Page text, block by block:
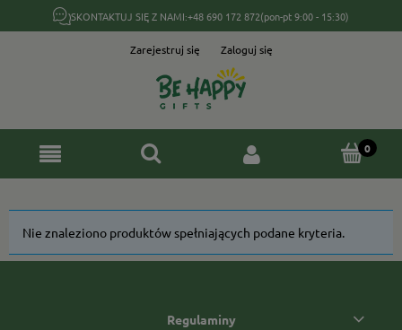
SKONTAKTUJ SIĘ Z NAMI:+48 690 172 872(pon-pt 9:00 - 15:30)
Zarejestruj się Zaloguj się
Nie znaleziono produktów spełniających podane kryteria.
Regulaminy